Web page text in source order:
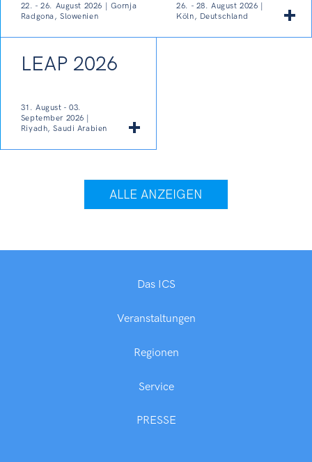
22. - 26. August 2026 | Gornja
Radgona, Slowenien
26. - 28. August 2026 |
Köln, Deutschland
LEAP 2026
31. August - 03.
September 2026 |
Riyadh, Saudi Arabien
ALLE ANZEIGEN
Das ICS
Veranstaltungen
Regionen
Service
PRESSE